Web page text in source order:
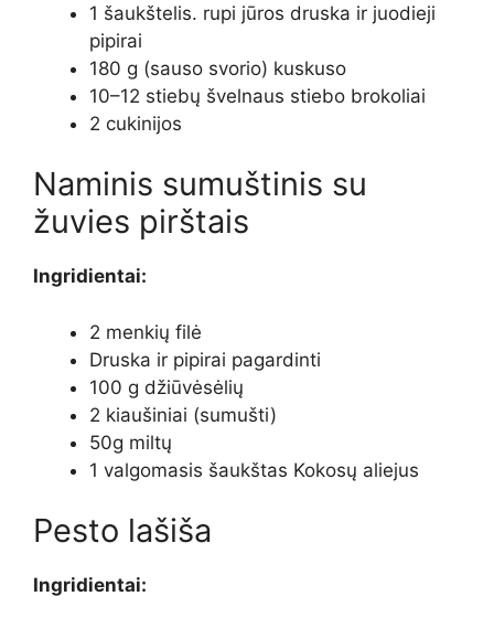
1 šaukštelis. rupi jūros druska ir juodieji
pipirai
180 g (sauso svorio) kuskuso
10–12 stiebų švelnaus stiebo brokoliai
2 cukinijos
Naminis sumuštinis su
žuvies pirštais
Ingridientai:
2 menkių filė
Druska ir pipirai pagardinti
100 g džiūvėsėlių
2 kiaušiniai (sumušti)
50g miltų
1 valgomasis šaukštas Kokosų aliejus
Pesto lašiša
Ingridientai: